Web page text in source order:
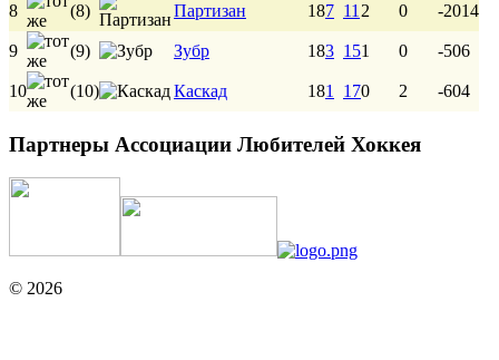
8 (8) Партизан 187 11 2 0 -2014
9 (9) Зубр 183 151 0 -506
10 (10) Каскад 181 170 2 -604
Партнеры Ассоциации Любителей Хоккея
© 2026